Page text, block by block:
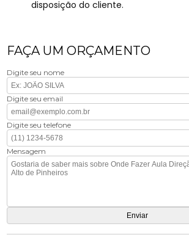
disposição do cliente.
FAÇA UM ORÇAMENTO
Digite seu nome
Digite seu email
Digite seu telefone
Mensagem